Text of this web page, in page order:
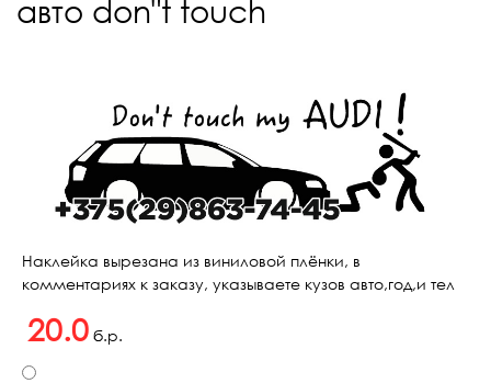
авто don"t touch
Наклейка вырезана из виниловой плёнки, в
комментариях к заказу, указываете кузов авто,год,и тел
20.0 б.р.